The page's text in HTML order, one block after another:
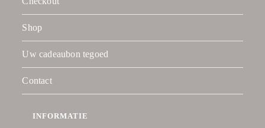
Shop
Uw cadeaubon tegoed
Contact
INFORMATIE